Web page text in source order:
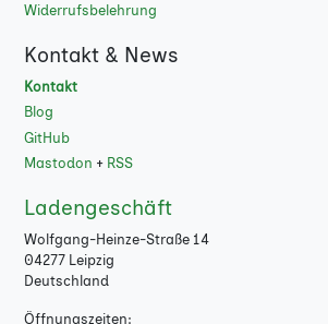
Widerrufsbelehrung
Kontakt & News
Kontakt
Blog
GitHub
Mastodon + RSS
Ladengeschäft
Wolfgang-Heinze-Straße 14
04277 Leipzig
Deutschland
Öffnungszeiten: